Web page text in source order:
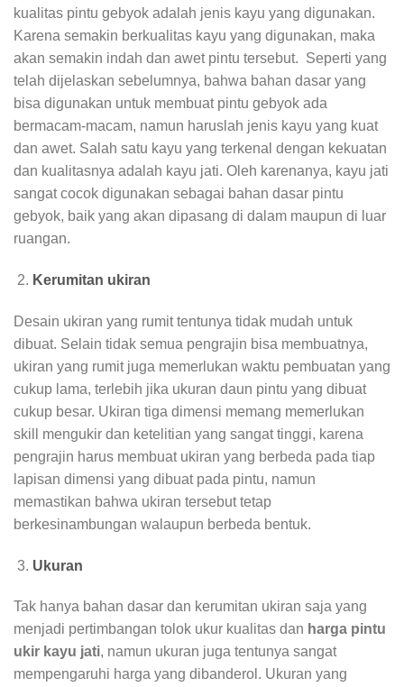
kualitas pintu gebyok adalah jenis kayu yang digunakan.
Karena semakin berkualitas kayu yang digunakan, maka
akan semakin indah dan awet pintu tersebut. Seperti yang
telah dijelaskan sebelumnya, bahwa bahan dasar yang
bisa digunakan untuk membuat pintu gebyok ada
bermacam-macam, namun haruslah jenis kayu yang kuat
dan awet. Salah satu kayu yang terkenal dengan kekuatan
dan kualitasnya adalah kayu jati. Oleh karenanya, kayu jati
sangat cocok digunakan sebagai bahan dasar pintu
gebyok, baik yang akan dipasang di dalam maupun di luar
ruangan.
Kerumitan ukiran
Desain ukiran yang rumit tentunya tidak mudah untuk
dibuat. Selain tidak semua pengrajin bisa membuatnya,
ukiran yang rumit juga memerlukan waktu pembuatan yang
cukup lama, terlebih jika ukuran daun pintu yang dibuat
cukup besar. Ukiran tiga dimensi memang memerlukan
skill mengukir dan ketelitian yang sangat tinggi, karena
pengrajin harus membuat ukiran yang berbeda pada tiap
lapisan dimensi yang dibuat pada pintu, namun
memastikan bahwa ukiran tersebut tetap
berkesinambungan walaupun berbeda bentuk.
Ukuran
Tak hanya bahan dasar dan kerumitan ukiran saja yang
menjadi pertimbangan tolok ukur kualitas dan harga pintu
ukir kayu jati, namun ukuran juga tentunya sangat
mempengaruhi harga yang dibanderol. Ukuran yang